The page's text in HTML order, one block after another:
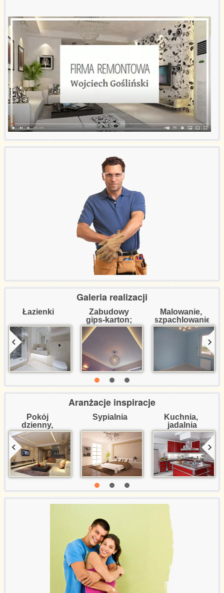
Zakres usług
Galeria realizacji
Aranżacje inspiracje
Poradnik remontowy
Referencje certyfikaty
Wycena usług
Kontakt
Galeria realizacji
Łazienki
Zabudowy
gips-karton;
dekoracje
Malowanie,
szpachlowanie
Aranżacje inspiracje
Pokój
dzienny,
salon
Sypialnia
Kuchnia,
jadalnia